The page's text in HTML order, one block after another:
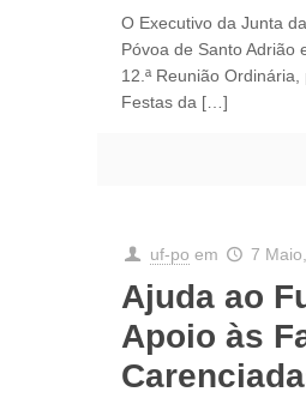
O Executivo da Junta
Póvoa de Santo Adrião
12.ª Reunião
Festas da […]
uf-po em 7
Ajuda ao
Apoio às